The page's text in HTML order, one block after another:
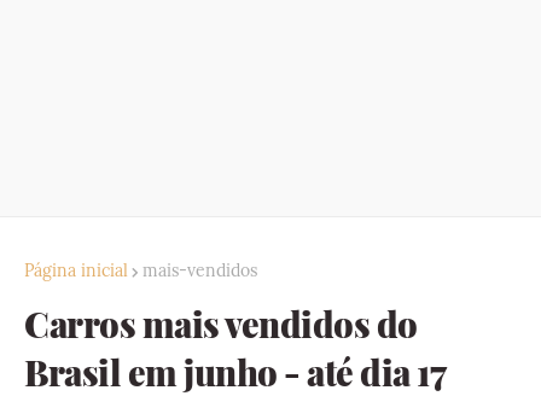
Página inicial mais-vendidos
Carros mais vendidos do
Brasil em junho - até dia 17